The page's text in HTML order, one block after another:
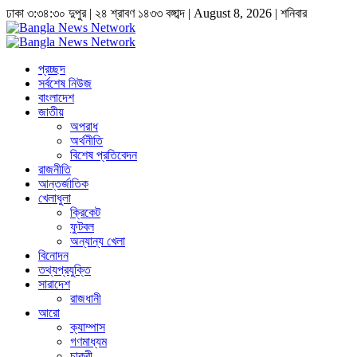
ঢাকা ৩:৩৪:৩১ দুপুর| ২৪ শ্রাবণ ১৪৩৩ বঙ্গাব্দ | August 8, 2026| শনিবার
প্রচ্ছদ
সর্বশেষ নিউজ
বাংলাদেশ
জাতীয়
অপরাধ
অর্থনীতি
বিশেষ প্রতিবেদন
রাজনীতি
আন্তর্জাতিক
খেলাধুলা
ক্রিকেট
ফুটবল
অন্যান্য খেলা
বিনোদন
তথ্যপ্রযুক্তি
সারাদেশ
রাজধানী
আরো
ক্যাম্পাস
গণমাধ্যম